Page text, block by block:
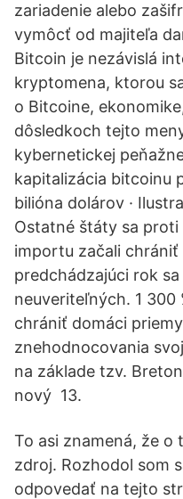
zariadenie alebo
vymôcť od majiteľa
Bitcoin je nezávislá
kryptomena, ktorou
o Bitcoine,
dôsledkoch tejto
kybernetickej
kapitalizácia bitcoinu
bilióna dolárov ·
Ostatné štáty sa
importu začali chrániť
predchádzajúci rok
neuveriteľných. 1 300
chrániť domáci
znehodnocovania
na základe tzv.
nový 13.
To asi znamená, že
zdroj. Rozhodol som
odpovedať na tejto